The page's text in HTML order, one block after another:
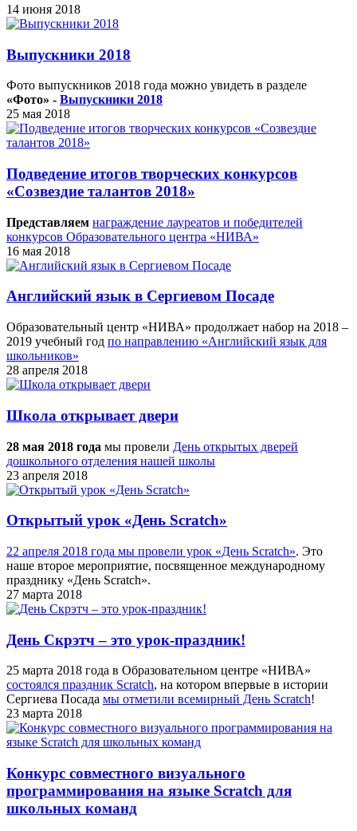
14 июня 2018
Выпускники 2018
Фото выпускников 2018 года можно увидеть в разделе
«Фото» - Выпускники 2018
25 мая 2018
Подведение итогов творческих конкурсов
«Созвездие талантов 2018»
Представляем награждение лауреатов и победителей
конкурсов Образовательного центра «НИВА»
16 мая 2018
Английский язык в Сергиевом Посаде
Образовательный центр «НИВА» продолжает набор на 2018 –
2019 учебный год по направлению «Английский язык для
школьников»
28 апреля 2018
Школа открывает двери
28 мая 2018 года мы провели День открытых дверей
дошкольного отделения нашей школы
23 апреля 2018
Открытый урок «День Scratch»
22 апреля 2018 года мы провели урок «День Scratch». Это
наше второе мероприятие, посвященное международному
празднику «День Scratch».
27 марта 2018
День Скрэтч – это урок-праздник!
25 марта 2018 года в Образовательном центре «НИВА»
состоялся праздник Scratch, на котором впервые в истории
Сергиева Посада мы отметили всемирный День Scratch!
23 марта 2018
Конкурс совместного визуального
программирования на языке Scratch для
школьных команд